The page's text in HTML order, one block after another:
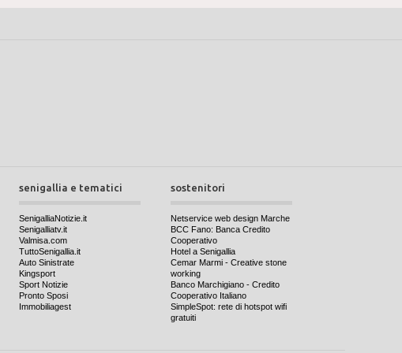
senigallia e tematici
SenigalliaNotizie.it
Senigalliatv.it
Valmisa.com
TuttoSenigallia.it
Auto Sinistrate
Kingsport
Sport Notizie
Pronto Sposi
Immobiliagest
sostenitori
Netservice web design Marche
BCC Fano: Banca Credito
Cooperativo
Hotel a Senigallia
Cemar Marmi - Creative stone
working
Banco Marchigiano - Credito
Cooperativo Italiano
SimpleSpot: rete di hotspot wifi
gratuiti